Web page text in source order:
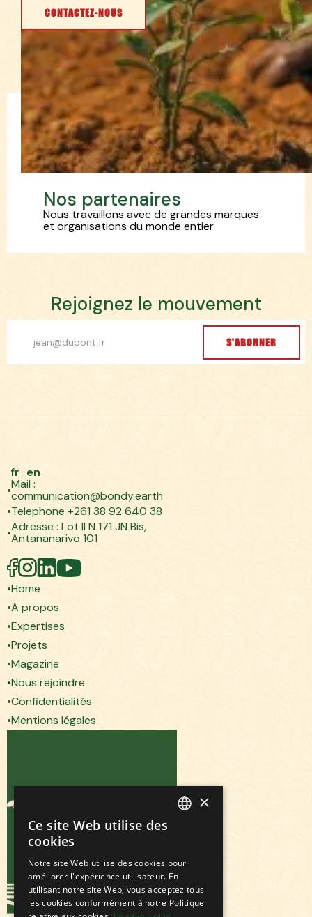
CONTACTEZ-NOUS
Nos partenaires
Nous travaillons avec de grandes marques
et organisations du monde entier
Rejoignez le mouvement
S'ABONNER
fr en
Mail :
communication@bondy.earth
Telephone +261 38 92 640 38
Adresse : Lot II N 171 JN Bis,
Antananarivo 101
Home
A propos
Expertises
Projets
Magazine
Nous rejoindre
Confidentialités
Mentions légales
×
Ce site Web utilise des
cookies
Notre site Web utilise des cookies pour
améliorer l'expérience utilisateur. En
utilisant notre site Web, vous acceptez tous
les cookies conformément à notre Politique